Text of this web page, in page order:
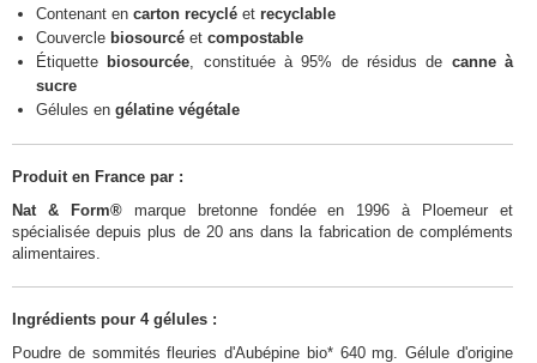
Contenant en carton recyclé et recyclable
Couvercle biosourcé et compostable
Étiquette biosourcée , constituée à 95% de résidus de canne à
sucre
Gélules en gélatine végétale
Produit en France par :
Nat & Form®marque bretonne fondée en 1996 à Ploemeur et
spécialisée depuis plus de 20 ans dans la fabrication de compléments
alimentaires.
Ingrédients pour 4 gélules :
Poudre de sommités fleuries d'Aubépine bio* 640 mg. Gélule d'origine